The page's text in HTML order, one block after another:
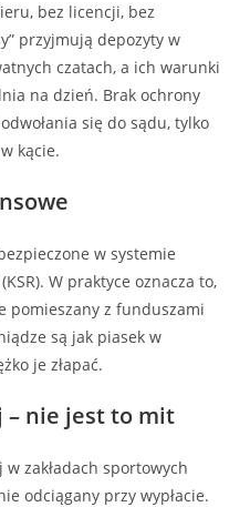
bez licencji, bez
przyjmują depozyty w
czatach, a ich warunki
na dzień. Brak ochrony
się do sądu, tylko
kącie.
w systemie
W praktyce oznacza to,
pomieszany z funduszami
są jak piasek w
je złapać.
– nie jest to mit
zakładach sportowych
odciągany przy wypłacie.